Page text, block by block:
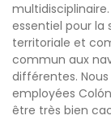
essentiel pour la
territoriale et
commun aux
différentes.
employées
être très bien